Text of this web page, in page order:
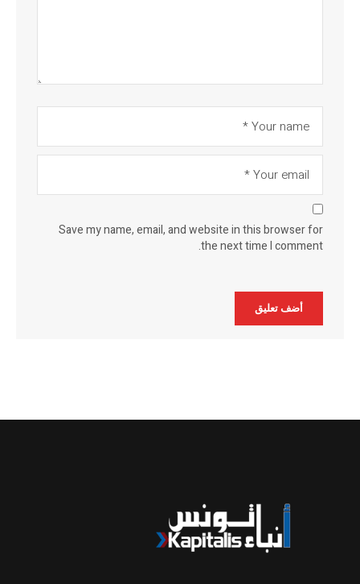
Save my name, email, and website in this browser for
the next time I comment.